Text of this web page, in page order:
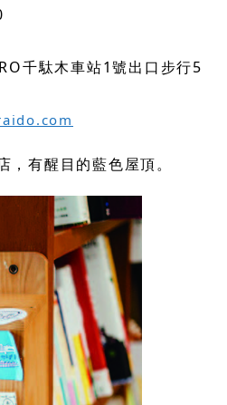
千駄木車站1號出口步行5
有醒目的藍色屋頂。